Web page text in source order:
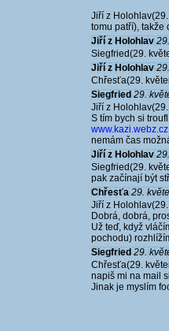
Jiří z
tomu patří), takže
Jiří z Holohlav
Siegfried(29.
Jiří z Holohlav
Chřesťa(29.
Siegfried 29.
Jiří z
S tím bych si
nemám čas
Jiří z Holohlav
Siegfried(29.
pak začínají být
Chřesťa 29.
Jiří z
Dobrá, dobrá,
Už teď, když
pochodu)
Siegfried 29.
Chřesťa(29.
napiš mi na mail
Jinak je myslím